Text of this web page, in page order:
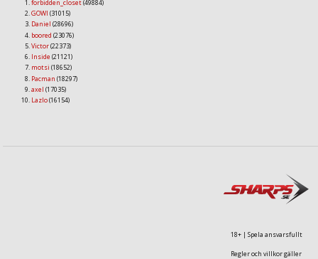
forbidden_closet(49884)
GOWI (31015)
Daniel (28696)
boored (23076)
Victor(22373)
Inside (21121)
motsi (18652)
Pacman (18297)
axel (17035)
Lazlo(16154)
18+ | Spela ansvarsfullt
Regler och villkor gäller